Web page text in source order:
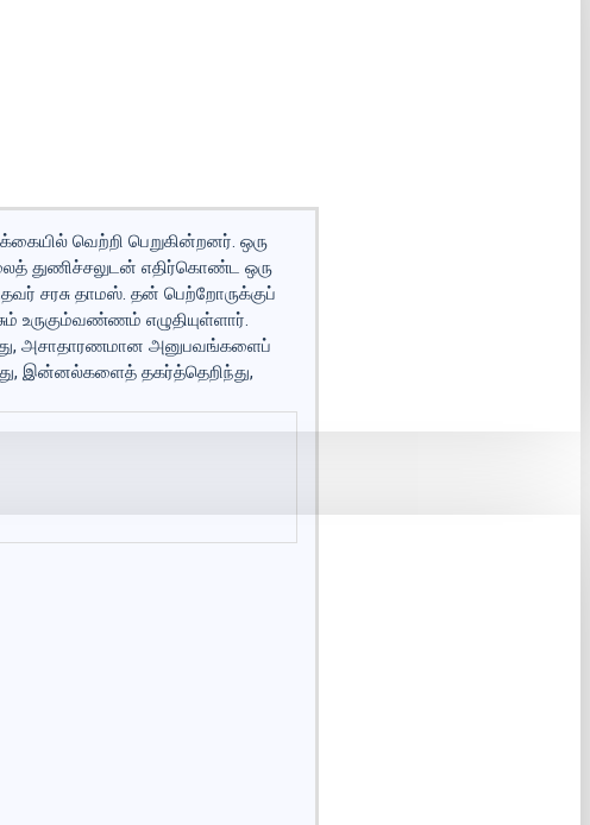
வெற்றி பெறுகின்றனர். ஒரு
துணிச்சலுடன் எதிர்கொண்ட ஒரு
சரசு தாமஸ். தன் பெற்றோருக்குப்
உருகும்வண்ணம் எழுதியுள்ளார்.
அசாதாரணமான அனுபவங்களைப்
இன்னல்களைத் தகர்த்தெறிந்து,